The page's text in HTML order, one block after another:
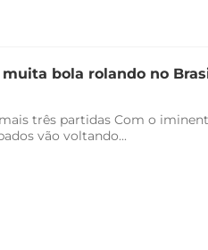
bola rolando no
três partidas Com o
vão voltando...